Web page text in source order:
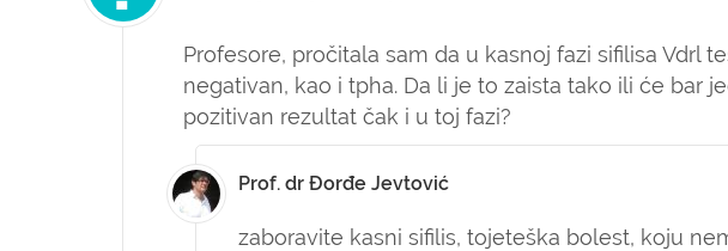
Profesore, pročitala sam da u kasnoj fazi sifilisa Vdrl
negativan, kao i tpha. Da li je to zaista tako ili će bar
pozitivan rezultat čak i u toj fazi?
Prof. dr Đorđe Jevtović
zaboravite kasni sifilis, tojeteška bolest, koju